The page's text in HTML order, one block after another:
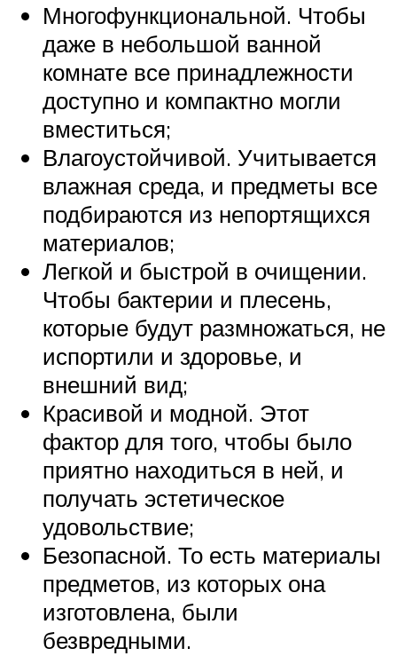
Многофункциональной. Чтобы
даже в небольшой ванной
комнате все принадлежности
доступно и компактно могли
вместиться;
Влагоустойчивой. Учитывается
влажная среда, и предметы все
подбираются из непортящихся
материалов;
Легкой и быстрой в очищении.
Чтобы бактерии и плесень,
которые будут размножаться, не
испортили и здоровье, и
внешний вид;
Красивой и модной. Этот
фактор для того, чтобы было
приятно находиться в ней, и
получать эстетическое
удовольствие;
Безопасной. То есть материалы
предметов, из которых она
изготовлена, были
безвредными.